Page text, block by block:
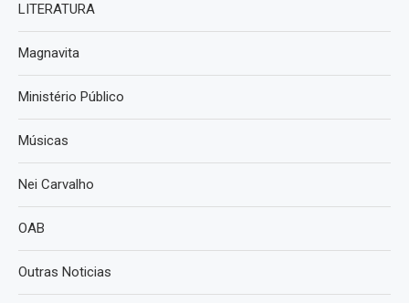
LITERATURA
Magnavita
Ministério Público
Músicas
Nei Carvalho
OAB
Outras Noticias